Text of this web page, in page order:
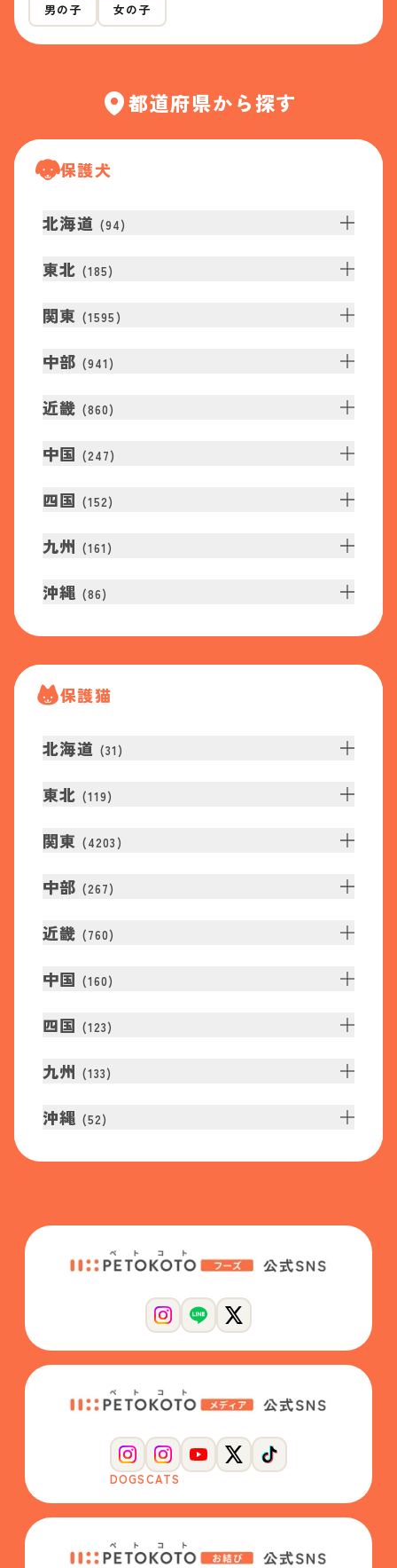
男の子 女の子
都道府県から探す
保護犬
北海道 (94)
東北 (185)
関東 (1595 )
中部 (941 )
近畿 (860)
中国 (247)
四国 (152)
九州 (161 )
沖縄 (86)
保護猫
北海道 (31 )
東北 (119)
関東 (4203 )
中部 (267)
近畿 (760)
中国 (160)
四国 (123)
九州 (133)
沖縄 (52)
DOGSCATS